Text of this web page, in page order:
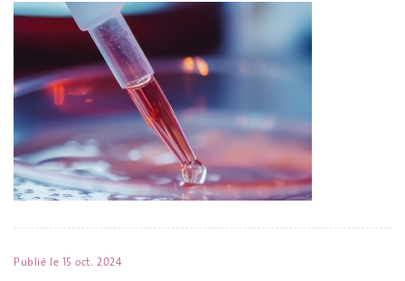
Publié le 15 oct. 2024